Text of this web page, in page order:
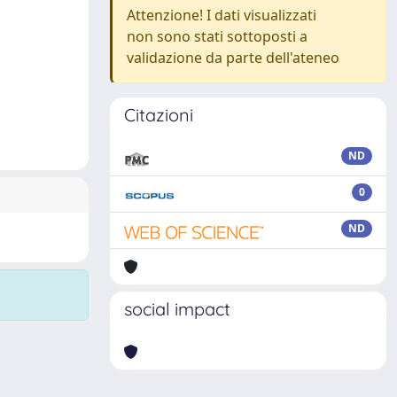
Attenzione! I dati visualizzati
non sono stati sottoposti a
validazione da parte dell'ateneo
Citazioni
ND
0
ND
social impact